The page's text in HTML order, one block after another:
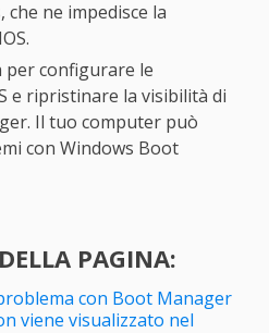
ne impedisce la
per configurare le
e ripristinare la visibilità di
Il tuo computer può
con Windows Boot
PAGINA:
con Boot Manager
viene visualizzato nel